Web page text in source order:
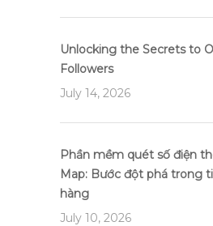
Unlocking the Secrets to
Followers
July 14, 2026
Phần mềm quét số điện
Map: Bước đột phá trong
hàng
July 10, 2026